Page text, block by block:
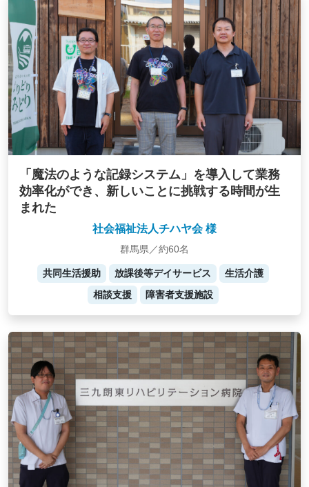
「魔法のような記録システム」を導入して業務
効率化ができ、新しいことに挑戦する時間が生
まれた
社会福祉法人チハヤ会 様
群馬県／約60名
共同生活援助 放課後等デイサービス
生活介護
相談支援
障害者支援施設